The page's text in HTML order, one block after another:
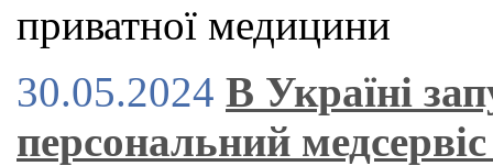
приватної медицини
30.05.2024 В Україні
персональний